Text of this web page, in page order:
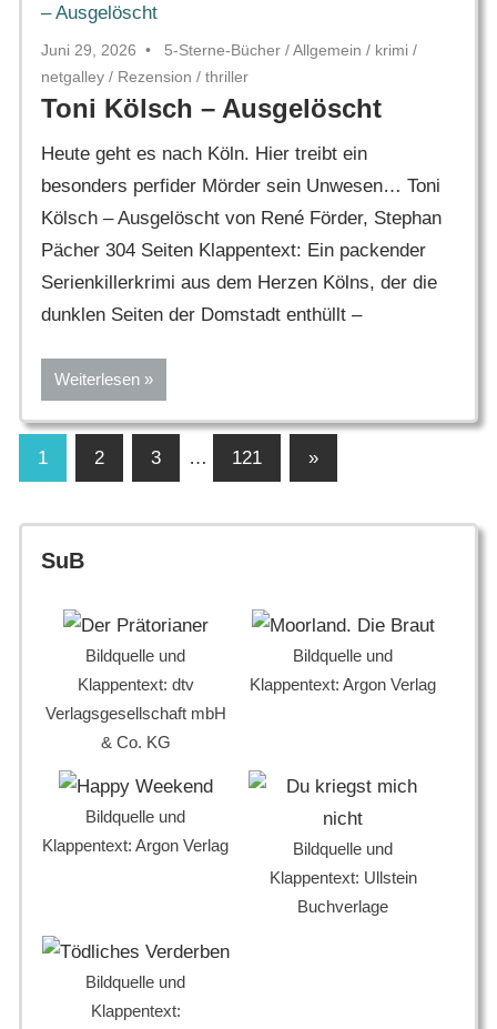
Juni 29, 2026 5-Sterne-Bücher /Allgemein / krimi /
netgalley / Rezension / thriller
Toni Kölsch – Ausgelöscht
Heute geht es nach Köln. Hier treibt ein
besonders perfider Mörder sein Unwesen… Toni
Kölsch – Ausgelöscht von René Förder, Stephan
Pächer 304 Seiten Klappentext: Ein packender
Serienkillerkrimi aus dem Herzen Kölns, der die
dunklen Seiten der Domstadt enthüllt –
Weiterlesen
Seitennummerierung
1 2 3 … 121
Nächste
Beiträge
»
SuB
Bildquelle und
Klappentext: dtv
Verlagsgesellschaft mbH
& Co. KG
Bildquelle und
Klappentext: Argon Verlag
Bildquelle und
Klappentext: Argon Verlag
Bildquelle und
Klappentext: Ullstein
Buchverlage
Bildquelle und
Klappentext: